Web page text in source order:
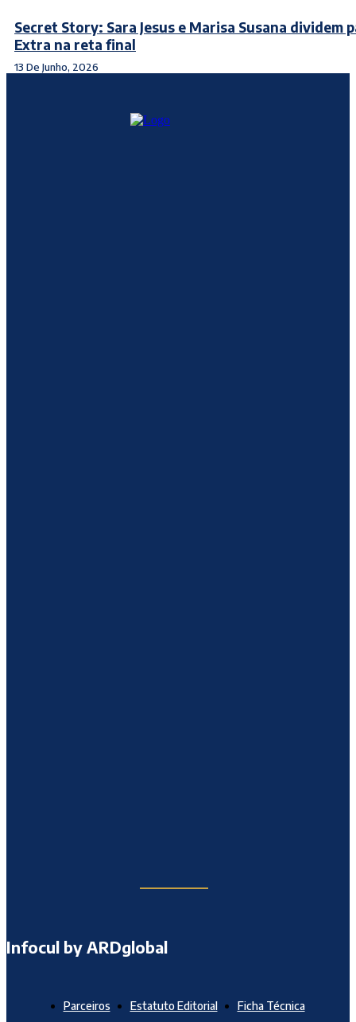
Secret Story: Sara Jesus e Marisa Susana dividem
Extra na reta final
13 De Junho, 2026
Infocul by ARDglobal
Parceiros Estatuto Editorial
Ficha Técnica